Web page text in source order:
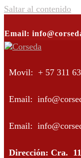
Saltar al contenido
Email:
Movil: + 57 311
Email:
Email:
Dirección: Cra.